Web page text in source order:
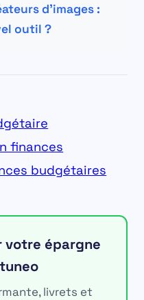
d’images :
outil ?
finances
budgétaires
votre épargne
livrets et